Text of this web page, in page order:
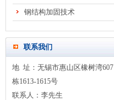
钢结构加固技术
联系我们
地 址：无锡市惠山区橡树湾607
栋1613-1615号
联系人：李先生